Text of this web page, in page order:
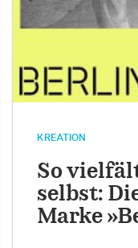
KREATION
So
selbst:
Marke